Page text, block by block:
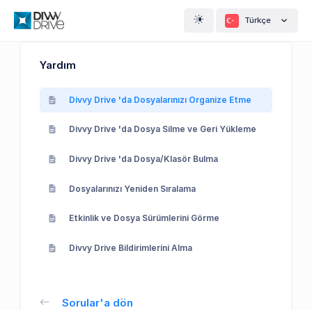
Türkçe
Yardım
Divvy Drive 'da Dosyalarınızı Organize Etme
Divvy Drive 'da Dosya Silme ve Geri Yükleme
Divvy Drive 'da Dosya/Klasör Bulma
Dosyalarınızı Yeniden Sıralama
Etkinlik ve Dosya Sürümlerini Görme
Divvy Drive Bildirimlerini Alma
Sorular'a dön